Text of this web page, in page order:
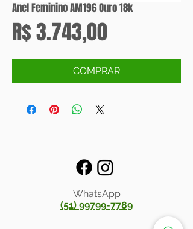
Anel Feminino AM196 Ouro 18k
R$ 3.743,00Preço
COMPRAR
WhatsApp
(51) 99799-7789